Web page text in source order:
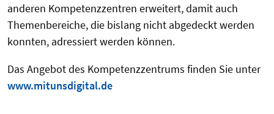
anderen Kompetenzzentren erweitert, damit auch
Themenbereiche, die bislang nicht abgedeckt werden
konnten, adressiert werden können.
Das Angebot des Kompetenzzentrums finden Sie unter
www.mitunsdigital.de